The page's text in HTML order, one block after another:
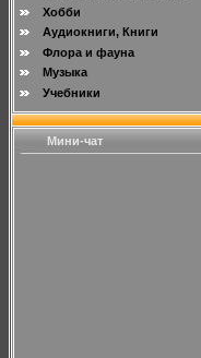
Хобби
Аудиокниги, Книги
Флора и фауна
Музыка
Учебники
Мини-чат